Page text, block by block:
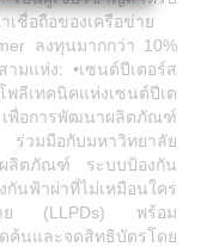
ชื่อถือของเครือข่าย
ลงทุนมากกว่า 10%
มแห่ง: •เซนต์ปีเตอร์ส
ลีเทคนิคแห่งเซนต์ปีเต
อการพัฒนาผลิตภัณฑ์
วมมือกับมหาวิทยาลัย
ลิตภัณฑ์ ระบบป้องกัน
ฟ้าผ่าที่ไม่เหมือนใคร
าย (LLPDs) พร้อม
นและจดสิทธิบัตรโดย